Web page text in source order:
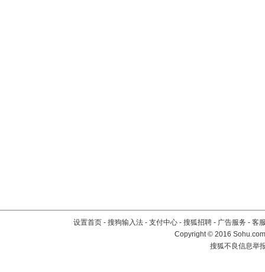
设置首页 - 搜狗输入法 - 支付中心 - 搜狐招聘 - 广告服务 - 客
Copyright©2016
搜狐不良信息举